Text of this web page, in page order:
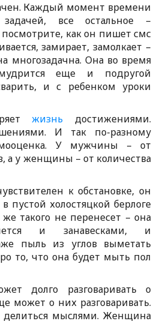
Каждый момент времени
все остальное –
посмотрите, как он пишет смс
замирает, замолкает –
многозадачна. Она во время
еще и подругой
и с ребенком уроки
жизнь достижениями.
И так по-разному
У мужчины – от
а у женщины – от количества
к обстановке, он
пустой холостяцкой берлоге
такого не перенесет – она
и занавесками, и
пыль из углов выметать
то, что она будет мыть пол
долго разговаривать о
может о них разговаривать.
делиться мыслями. Женщина